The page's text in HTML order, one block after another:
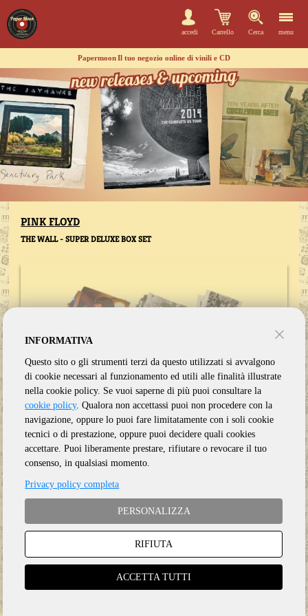
accedi Carrello Cerca menu
PapermoonIl tuo negozio online di vinili e CD
PINK FLOYD
THE WALL - SUPER DELUXE BOX SET
Anno:2026
INFORMATIVA
Questo sito o gli strumenti terzi da questo utilizzati si avvalgono
di cookie necessari al funzionamento ed utili alle finalità illustrate
nella cookie policy. Se vuoi saperne di più puoi consultare la
cookie policy. Qualora non accettassi puoi non procedere con la
navigazione, oppure lo puoi fare limitatamente con i soli cookie
tecnici o di prestazione, oppure puoi decidere quali cookies
accettare. Puoi liberamente prestare, rifiutare o revocare il tuo
consenso, in qualsiasi momento.
Privacy policy completa
PERSONALIZZA
RIFIUTA
ACCETTA TUTTI